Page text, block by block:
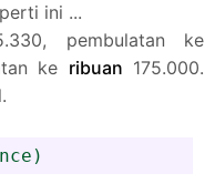
ini ...
pembulatan ke
ke ribuan 175.000.